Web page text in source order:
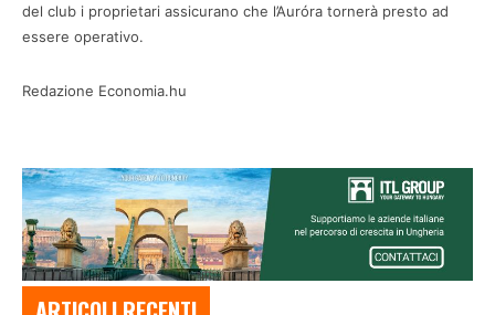
del club i proprietari assicurano che l’Auróra tornerà presto ad
essere operativo.
Redazione Economia.hu